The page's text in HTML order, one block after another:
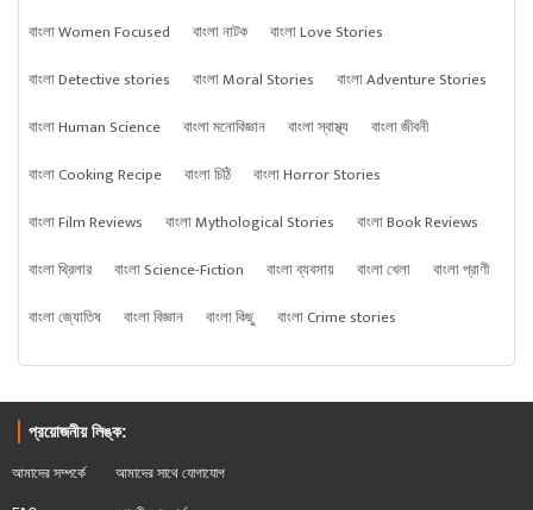
বাংলা Women Focused
বাংলা নাটক
বাংলা Love Stories
বাংলা Detective stories
বাংলা Moral Stories
বাংলা Adventure Stories
বাংলা Human Science
বাংলা মনোবিজ্ঞান বাংলা স্বাস্থ্য
বাংলা জীবনী
বাংলা Cooking Recipe
বাংলা চিঠি
বাংলা Horror Stories
বাংলা Film Reviews
বাংলা Mythological Stories
বাংলা Book Reviews
বাংলা থ্রিলার
বাংলা Science-Fiction বাংলা ব্যবসায় বাংলা খেলা
বাংলা প্রাণী
বাংলা জ্যোতিষ
বাংলা বিজ্ঞান বাংলা কিছু বাংলা Crime stories
প্রয়োজনীয় লিঙ্ক:
আমাদের সম্পর্কে আমাদের সাথে যোগাযোগ